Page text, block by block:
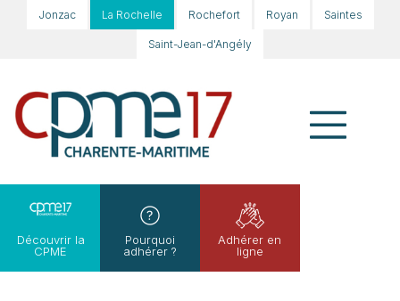
Jonzac La Rochelle Rochefort Royan Saintes
Saint-Jean-d'Angély
Découvrir la
CPME
Pourquoi
adhérer ?
Adhérer en
ligne